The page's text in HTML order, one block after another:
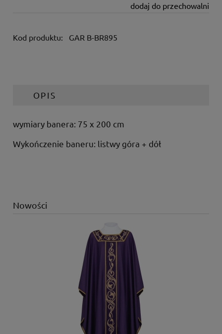
dodaj do przechowalni
Kod produktu: GAR B-BR895
OPIS
wymiary banera: 75 x 200 cm
Wykończenie baneru: listwy góra + dół
Nowości